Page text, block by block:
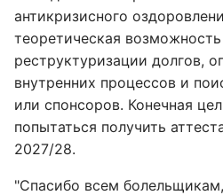
антикризисного
теоретическая
реструктуризации долгов,
внутренних процессов и
или спонсоров. Конечная
попытаться получить
2027/28.
"Спасибо всем